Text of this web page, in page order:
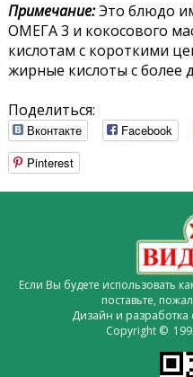
Примечание:Это блюдо
ОМЕГА 3 и кокосового
кислотам с короткими
жирные кислоты с более
Поделиться:
Вконтакте Facebook
Pinterest
Если Вы будете использовать
поставьте,
Дизайн и разработка
Copyright ©